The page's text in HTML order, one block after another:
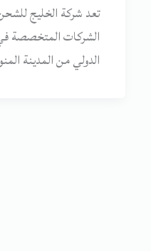
تعد شركة الخليج
الشركات المتخصصة
الدولي من المدينة